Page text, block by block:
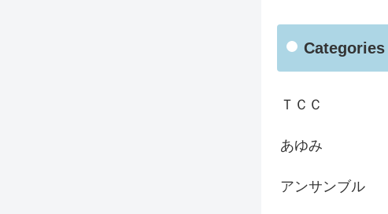
Categories
ＴＣＣ
あゆみ
アンサンブル